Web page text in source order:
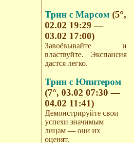
Трин с Марсом(5°,
02.02 19:29 —
03.02 17:00)
Завоёвывайте и
властвуйте. Экспансия
дастся легко.
Трин с Юпитером
(7°, 03.02 07:30 —
04.02 11:41)
Демонстрируйте свои
успехи значимым
лицам — они их
оценят.